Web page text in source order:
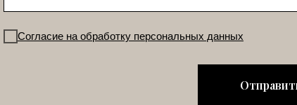
Согласие на обработку персональных данных